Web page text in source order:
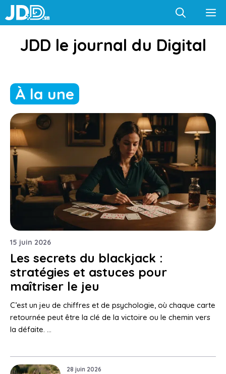
Aller
au
JDD le journal du Digital
À la une
15 juin 2026
Les secrets du blackjack :
stratégies et astuces pour
maîtriser le jeu
C’est un jeu de chiffres et de psychologie, où chaque carte
retournée peut être la clé de la victoire ou le chemin vers
la défaite. …
28 juin 2026